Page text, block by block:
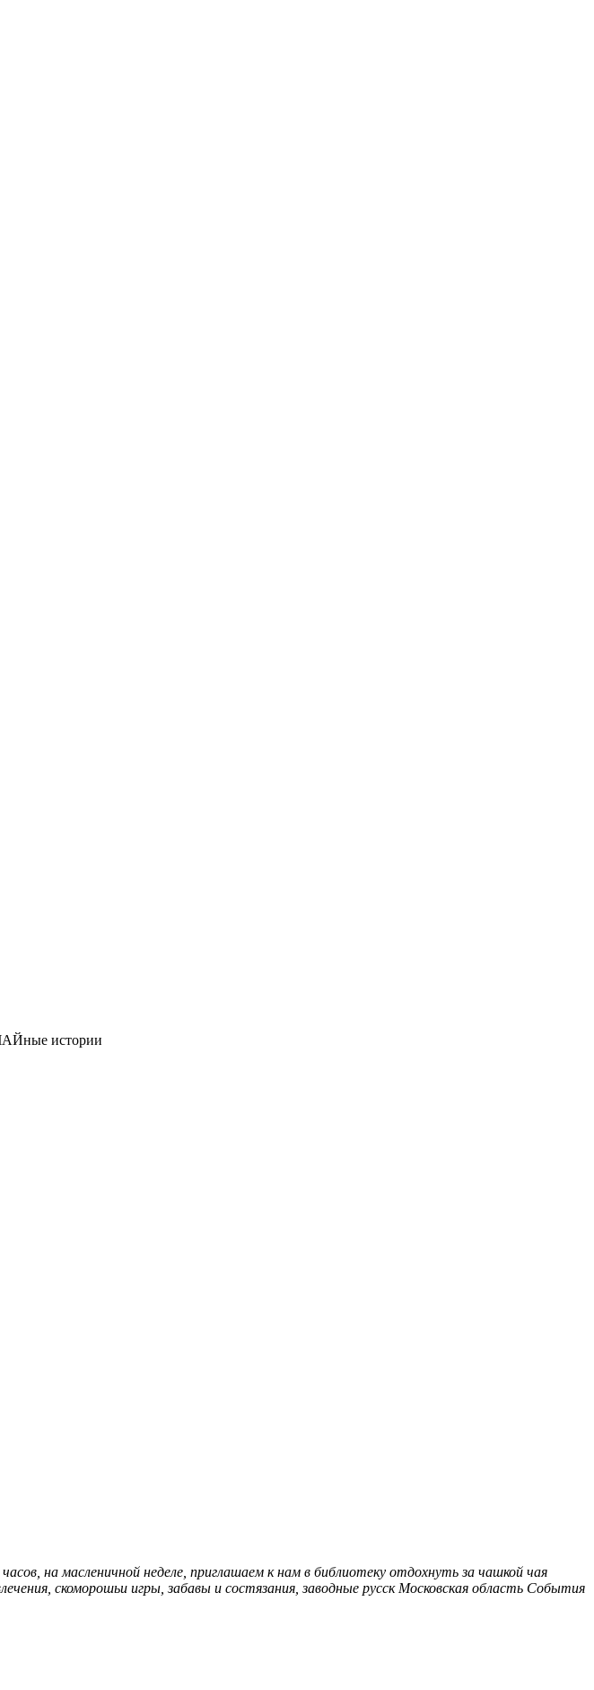
истории
на масленичной неделе, приглашаем к нам в библиотеку отдохнуть за чашкой чая
скоморошьи игры, забавы и состязания, заводные русск Московская область События